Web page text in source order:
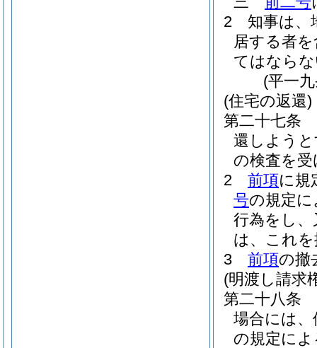
2
知事は、
居する者
てはなら
(平一
(住宅の返還)
第二十七条
還しよう
の検査を
2
前項に規
号の規定
行為をし
は、これ
3
前項の撤
(明渡し請求
第二十八条
場合には
の規定に